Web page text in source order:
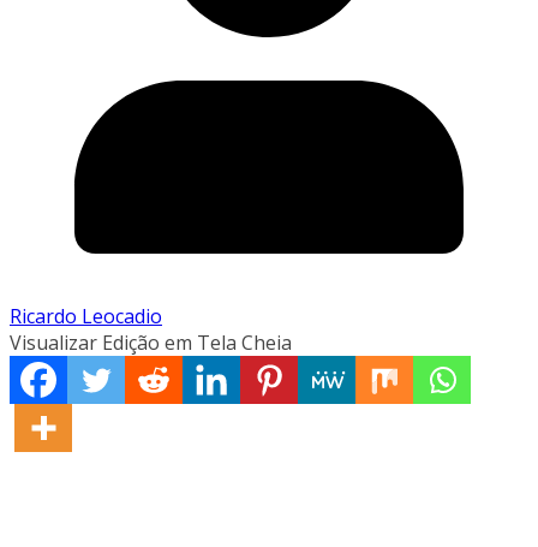
Ricardo Leocadio
Visualizar Edição em Tela Cheia